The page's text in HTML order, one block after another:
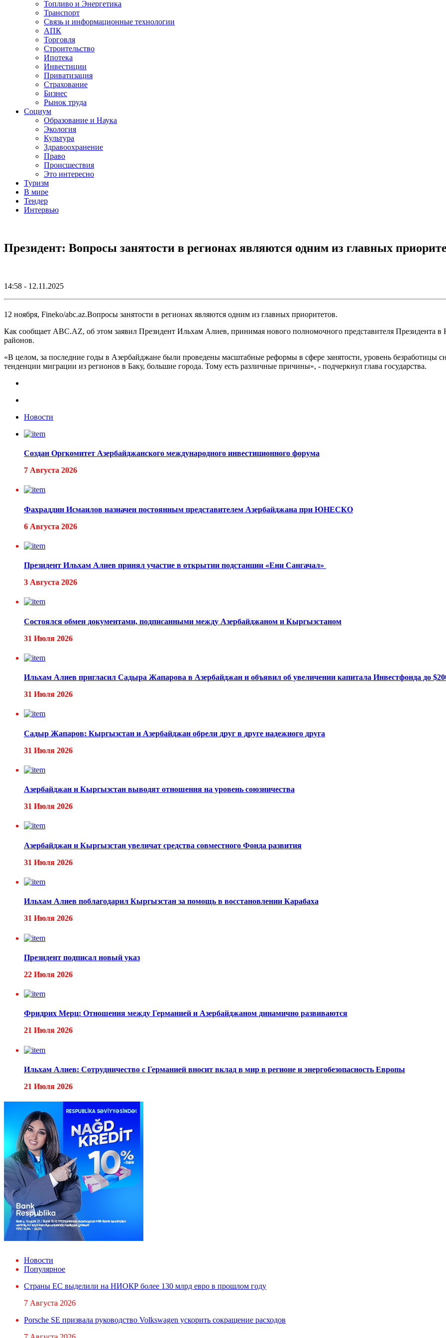
Топливо и Энергетика
Транспорт
Связь и информационные технологии
АПК
Торговля
Строительство
Ипотека
Инвестиции
Приватизация
Страхование
Бизнес
Рынок труда
Социум
Образование и Наука
Экология
Культура
Здравоохранение
Право
Происшествия
Это интересно
Туризм
В мире
Тендер
Интервью
Президент: Вопросы занятости в регионах являются одним из главных
14:58 - 12.11.2025
12 ноября, Fineko/abc.az.Вопросы занятости в регионах являются одним из главных приоритетов.
Как сообщает ABC.AZ, об этом заявил Президент Ильхам Алиев, принимая нового полномочного представителя Президента в
районов.
«В целом, за последние годы в Азербайджане были проведены масштабные реформы в сфере занятости, уровень безработицы
тенденции миграции из регионов в Баку, большие города. Тому есть различные причины», - подчеркнул глава государства.
Новости
Создан Оргкомитет Азербайджанского международного инвестиционного форума
7 Августа 2026
Фахраддин Исмаилов назначен постоянным представителем Азербайджана при ЮНЕСКО
6 Августа 2026
Президент Ильхам Алиев принял участие в открытии подстанции «Ени Сангачал»
3 Августа 2026
Состоялся обмен документами, подписанными между Азербайджаном и Кыргызстаном
31 Июля 2026
Ильхам Алиев пригласил Садыра Жапарова в Азербайджан и объявил об увеличении капитала Инвестфонда до
31 Июля 2026
Садыр Жапаров: Кыргызстан и Азербайджан обрели друг в друге надежного друга
31 Июля 2026
Азербайджан и Кыргызстан выводят отношения на уровень союзничества
31 Июля 2026
Азербайджан и Кыргызстан увеличат средства совместного Фонда развития
31 Июля 2026
Ильхам Алиев поблагодарил Кыргызстан за помощь в восстановлении Карабаха
31 Июля 2026
Президент подписал новый указ
22 Июля 2026
Фридрих Мерц: Отношения между Германией и Азербайджаном динамично развиваются
21 Июля 2026
Ильхам Алиев: Сотрудничество с Германией вносит вклад в мир в регионе и энергобезопасность Европы
21 Июля 2026
Новости
Популярное
Страны ЕС выделили на НИОКР более 130 млрд евро в прошлом году
7 Августа 2026
Porsche SE призвала руководство Volkswagen ускорить сокращение расходов